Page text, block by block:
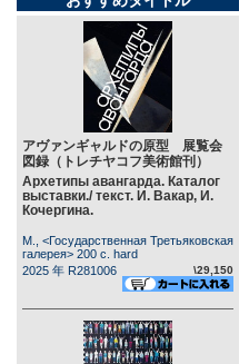
アヴァンギャルドの原型 展覧会
図録（トレチヤコフ美術館刊）
Архетипы авангарда. Каталог
выставки./ текст. И. Вакар, И.
Кочергина.
М., <Государственная Третьяковская
галерея> 200 c. hard
2025 年 R281006
\29,150